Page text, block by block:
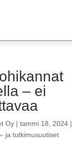
– ei
Oy| tammi 18, 2024|
ja tutkimusuutiset